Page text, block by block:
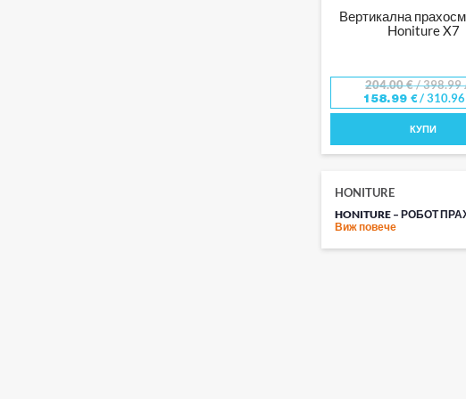
Вертикална
Honiture X7
204.00€/ 398.99
158.99 €/ 310.96
КУПИ
HONITURE
HONITURE – РОБОТ
Виж повече